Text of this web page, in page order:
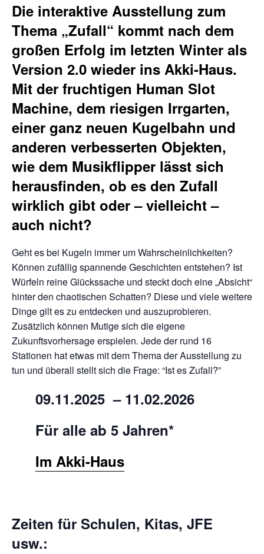
Die interaktive Ausstellung zum
Thema „Zufall“ kommt nach dem
großen Erfolg im letzten Winter als
Version 2.0 wieder ins Akki-Haus.
Mit der fruchtigen Human Slot
Machine, dem riesigen Irrgarten,
einer ganz neuen Kugelbahn und
anderen verbesserten Objekten,
wie dem Musikflipper lässt sich
herausfinden, ob es den Zufall
wirklich gibt oder – vielleicht –
auch nicht?
Geht es bei Kugeln immer um Wahrscheinlichkeiten?
Können zufällig spannende Geschichten entstehen? Ist
Würfeln reine Glückssache und steckt doch eine „Absicht“
hinter den chaotischen Schatten? Diese und viele weitere
Dinge gilt es zu entdecken und auszuprobieren.
Zusätzlich können Mutige sich die eigene
Zukunftsvorhersage erspielen. Jede der rund 16
Stationen hat etwas mit dem Thema der Ausstellung zu
tun und überall stellt sich die Frage: “Ist es Zufall?”
09.11.2025 – 11.02.2026
Für alle ab 5 Jahren*
Im Akki-Haus
Zeiten für Schulen, Kitas, JFE
usw.: